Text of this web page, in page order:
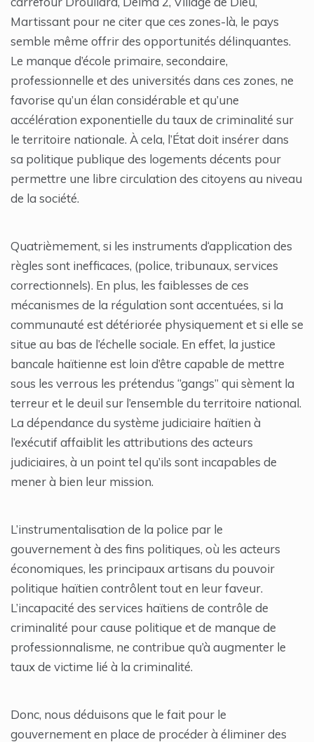
Martissant pour ne citer que ces zones-là, le pays
semble même offrir des opportunités délinquantes.
Le manque d’école primaire, secondaire,
professionnelle et des universités dans ces zones, ne
favorise qu’un élan considérable et qu’une
accélération exponentielle du taux de criminalité sur
le territoire nationale. À cela, l’État doit insérer dans
sa politique publique des logements décents pour
permettre une libre circulation des citoyens au niveau
de la société.
Quatrièmement, si les instruments d‘application des
règles sont inefficaces, (police, tribunaux, services
correctionnels). En plus, les faiblesses de ces
mécanismes de la régulation sont accentuées, si la
communauté est détériorée physiquement et si elle se
situe au bas de l’échelle sociale. En effet, la justice
bancale haïtienne est loin d’être capable de mettre
sous les verrous les prétendus ‘’gangs’’ qui sèment la
terreur et le deuil sur l’ensemble du territoire national.
La dépendance du système judiciaire haïtien à
l’exécutif affaiblit les attributions des acteurs
judiciaires, à un point tel qu’ils sont incapables de
mener à bien leur mission.
L’instrumentalisation de la police par le
gouvernement à des fins politiques, où les acteurs
économiques, les principaux artisans du pouvoir
politique haïtien contrôlent tout en leur faveur.
L’incapacité des services haïtiens de contrôle de
criminalité pour cause politique et de manque de
professionnalisme, ne contribue qu’à augmenter le
taux de victime lié à la criminalité.
Donc, nous déduisons que le fait pour le
gouvernement en place de procéder à éliminer des